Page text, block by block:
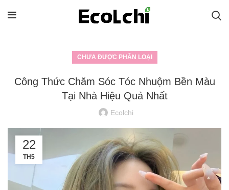
CHƯA ĐƯỢC PHÂN LOẠI
Công Thức Chăm Sóc Tóc Nhuộm Bền Màu
Tại Nhà Hiệu Quả Nhất
Ecolchi
22
TH5